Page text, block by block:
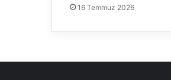
16 Temmuz 2026